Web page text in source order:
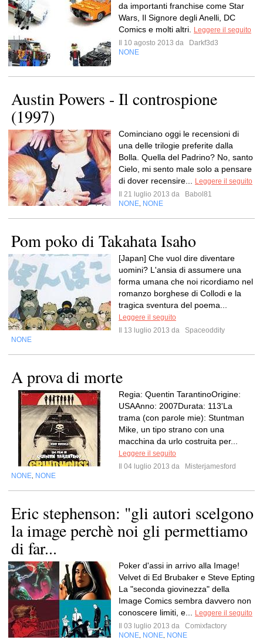
da importanti franchise come Star
Wars, Il Signore degli Anelli, DC
Comics e molti altri.
Leggere il seguito
Il 10 agosto 2013 da
Darkf3d3
NONE
Austin Powers - Il controspione
(1997)
Cominciano oggi le recensioni di
una delle trilogie preferite dalla
Bolla. Quella del Padrino? No, santo
Cielo, mi sento male solo a pensare
di dover recensire...
Leggere il seguito
Il 21 luglio 2013 da
Babol81
NONE NONE
Pom poko di Takahata Isaho
[Japan] Che vuol dire diventare
uomini? L'ansia di assumere una
forma umana che noi ricordiamo nel
romanzo borghese di Collodi e la
tragica sventura del poema...
Leggere il seguito
Il 13 luglio 2013 da
Spaceoddity
NONE
A prova di morte
Regia: Quentin TarantinoOrigine:
USAAnno: 2007Durata: 113'La
trama (con parole mie): Stuntman
Mike, un tipo strano con una
macchina da urlo costruita per...
Leggere il seguito
Il 04 luglio 2013 da
Misterjamesford
NONE NONE
Eric stephenson: "gli autori scelgono
la image perchè noi gli permettiamo
di far...
Poker d'assi in arrivo alla Image!
Velvet di Ed Brubaker e Steve Epting
La "seconda giovinezza" della
Image Comics sembra davvero non
conoscere limiti, e...
Leggere il seguito
Il 03 luglio 2013 da
Comixfactory
NONE NONE NONE